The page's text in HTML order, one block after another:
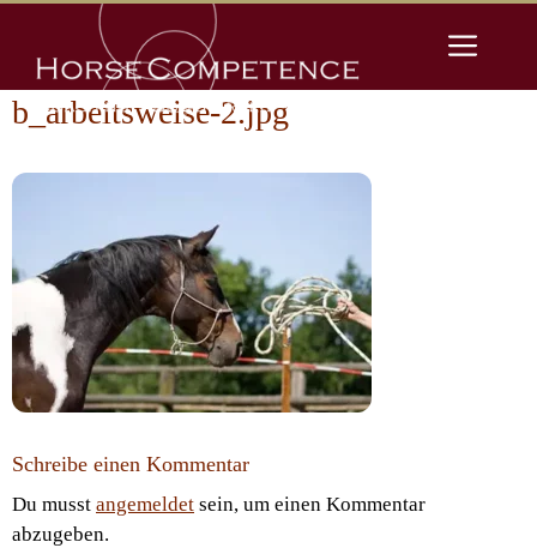
springen
b_arbeitsweise-2.jpg
Schreibe einen Kommentar
Du musst angemeldet sein, um einen Kommentar
abzugeben.